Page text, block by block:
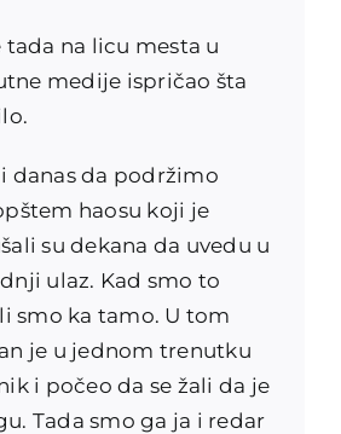
tada na licu mesta u
medije ispričao šta
danas da podržimo
haosu koji je
su dekana da uvedu u
ulaz. Kad smo to
smo ka tamo. U tom
je u jednom trenutku
i počeo da se žali da je
Tada smo ga ja i redar